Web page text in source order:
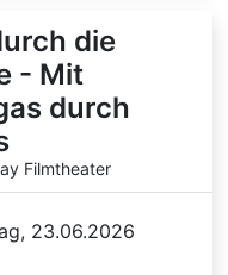
die
- Mit
durch
Filmtheater
23.06.2026